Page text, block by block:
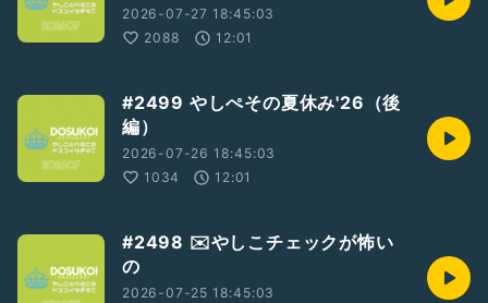
2026-07-27 18:45:03
2088
12:01
#2499 やしぺその夏休み'26（後
編）
2026-07-26 18:45:03
1034
12:01
#2498 ✉️やしこチェックが怖い
の
2026-07-25 18:45:03